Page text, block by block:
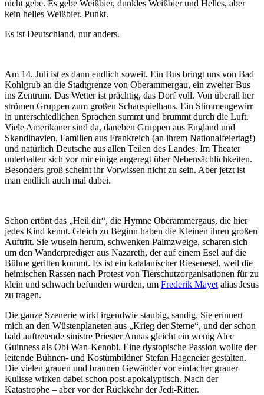
nicht gebe. Es gebe Weißbier, dunkles Weißbier und Helles, aber
kein helles Weißbier. Punkt.
Es ist Deutschland, nur anders.
Am 14. Juli ist es dann endlich soweit. Ein Bus bringt uns von Bad
Kohlgrub an die Stadtgrenze von Oberammergau, ein zweiter Bus
ins Zentrum. Das Wetter ist prächtig, das Dorf voll. Von überall her
strömen Gruppen zum großen Schauspielhaus. Ein Stimmengewirr
in unterschiedlichen Sprachen summt und brummt durch die Luft.
Viele Amerikaner sind da, daneben Gruppen aus England und
Skandinavien, Familien aus Frankreich (an ihrem Nationalfeiertag!)
und natürlich Deutsche aus allen Teilen des Landes. Im Theater
unterhalten sich vor mir einige angeregt über Nebensächlichkeiten.
Besonders groß scheint ihr Vorwissen nicht zu sein. Aber jetzt ist
man endlich auch mal dabei.
Schon ertönt das „Heil dir“, die Hymne Oberammergaus, die hier
jedes Kind kennt. Gleich zu Beginn haben die Kleinen ihren großen
Auftritt. Sie wuseln herum, schwenken Palmzweige, scharen sich
um den Wanderprediger aus Nazareth, der auf einem Esel auf die
Bühne geritten kommt. Es ist ein katalanischer Riesenesel, weil die
heimischen Rassen nach Protest von Tierschutzorganisationen für zu
klein und schwach befunden wurden, um Frederik Mayet alias Jesus
zu tragen.
Die ganze Szenerie wirkt irgendwie staubig, sandig. Sie erinnert
mich an den Wüstenplaneten aus „Krieg der Sterne“, und der schon
bald auftretende sinistre Priester Annas gleicht ein wenig Alec
Guinness als Obi Wan-Kenobi. Eine dystopische Passion wollte der
leitende Bühnen- und Kostümbildner Stefan Hageneier gestalten.
Die vielen grauen und braunen Gewänder vor einfacher grauer
Kulisse wirken dabei schon post-apokalyptisch. Nach der
Katastrophe – aber vor der Rückkehr der Jedi-Ritter.